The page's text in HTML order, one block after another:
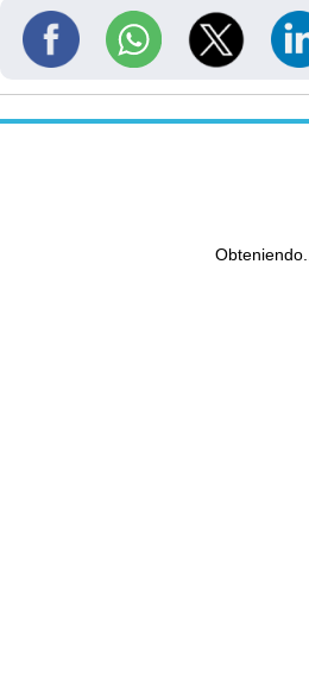
Obteniendo...